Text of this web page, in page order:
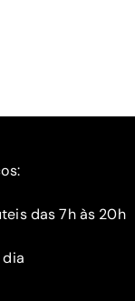
das 7h às 20h
dia